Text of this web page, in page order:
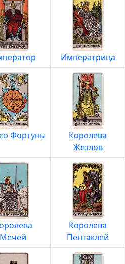
Императрица
Фортуны
Королева
Жезлов
Мечей
Королева
Пентаклей